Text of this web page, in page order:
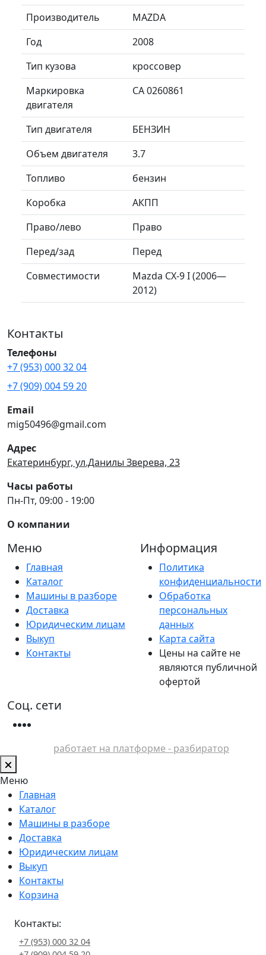
Производитель
MAZDA
Год
2008
Тип кузова
кроссовер
Маркировка
двигателя
CA 0260861
Тип двигателя
БЕНЗИН
Объем двигателя
3.7
Топливо
бензин
Коробка
АКПП
Право/лево
Право
Перед/зад
Перед
Совместимости
Mazda CX-9 I (2006—
2012)
Контакты
Телефоны
+7 (953) 000 32 04
+7 (909) 004 59 20
Email
mig50496@gmail.com
Адрес
Екатеринбург, ул.Данилы Зверева, 23
Часы работы
Пн-Пт, 09:00 - 19:00
О компании
Меню
Главная
Каталог
Машины в разборе
Доставка
Юридическим лицам
Выкуп
Контакты
Информация
Политика
конфиденциальности
Обработка
персональных
данных
Карта сайта
Цены на сайте не
являются публичной
офертой
Соц. сети
работает на платформе - разбиратор
Меню
Главная
Каталог
Машины в разборе
Доставка
Юридическим лицам
Выкуп
Контакты
Корзина
Контакты:
+7 (953) 000 32 04